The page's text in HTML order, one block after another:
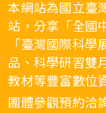
本網站為國立臺
站，分享「全國
「臺灣國際科
品、科學研習雙
教材等豐富數位
團體參觀預約洽